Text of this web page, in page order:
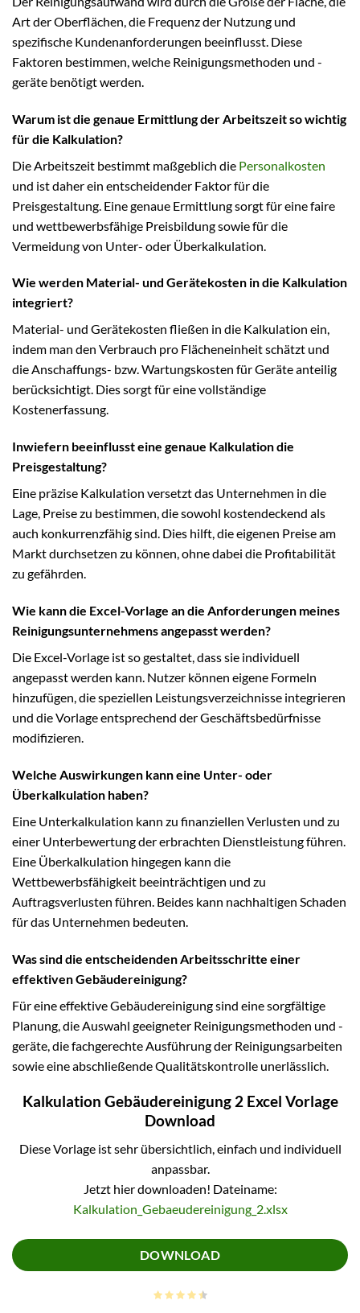
Art der Oberflächen, die Frequenz der Nutzung und
spezifische Kundenanforderungen beeinflusst. Diese
Faktoren bestimmen, welche Reinigungsmethoden und -
geräte benötigt werden.
Warum ist die genaue Ermittlung der Arbeitszeit so wichtig
für die Kalkulation?
Die Arbeitszeit bestimmt maßgeblich die Personalkosten
und ist daher ein entscheidender Faktor für die
Preisgestaltung. Eine genaue Ermittlung sorgt für eine faire
und wettbewerbsfähige Preisbildung sowie für die
Vermeidung von Unter- oder Überkalkulation.
Wie werden Material- und Gerätekosten in die Kalkulation
integriert?
Material- und Gerätekosten fließen in die Kalkulation ein,
indem man den Verbrauch pro Flächeneinheit schätzt und
die Anschaffungs- bzw. Wartungskosten für Geräte anteilig
berücksichtigt. Dies sorgt für eine vollständige
Kostenerfassung.
Inwiefern beeinflusst eine genaue Kalkulation die
Preisgestaltung?
Eine präzise Kalkulation versetzt das Unternehmen in die
Lage, Preise zu bestimmen, die sowohl kostendeckend als
auch konkurrenzfähig sind. Dies hilft, die eigenen Preise am
Markt durchsetzen zu können, ohne dabei die Profitabilität
zu gefährden.
Wie kann die Excel-Vorlage an die Anforderungen meines
Reinigungsunternehmens angepasst werden?
Die Excel-Vorlage ist so gestaltet, dass sie individuell
angepasst werden kann. Nutzer können eigene Formeln
hinzufügen, die speziellen Leistungsverzeichnisse integrieren
und die Vorlage entsprechend der Geschäftsbedürfnisse
modifizieren.
Welche Auswirkungen kann eine Unter- oder
Überkalkulation haben?
Eine Unterkalkulation kann zu finanziellen Verlusten und zu
einer Unterbewertung der erbrachten Dienstleistung führen.
Eine Überkalkulation hingegen kann die
Wettbewerbsfähigkeit beeinträchtigen und zu
Auftragsverlusten führen. Beides kann nachhaltigen Schaden
für das Unternehmen bedeuten.
Was sind die entscheidenden Arbeitsschritte einer
effektiven Gebäudereinigung?
Für eine effektive Gebäudereinigung sind eine sorgfältige
Planung, die Auswahl geeigneter Reinigungsmethoden und -
geräte, die fachgerechte Ausführung der Reinigungsarbeiten
sowie eine abschließende Qualitätskontrolle unerlässlich.
Kalkulation Gebäudereinigung 2 Excel Vorlage
Download
Diese Vorlage ist sehr übersichtlich, einfach und individuell
anpassbar.
Jetzt hier downloaden! Dateiname:
Kalkulation_Gebaeudereinigung_2.xlsx
DOWNLOAD